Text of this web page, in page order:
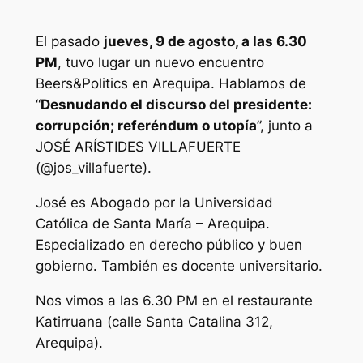
El pasado jueves, 9 de agosto, a las 6.30
PM, tuvo lugar un nuevo encuentro
Beers&Politics en Arequipa. Hablamos de
“Desnudando el discurso del presidente:
corrupción; referéndum o utopía”, junto a
JOSÉ ARÍSTIDES VILLAFUERTE
(@jos_villafuerte).
José es Abogado por la Universidad
Católica de Santa María – Arequipa.
Especializado en derecho público y buen
gobierno. También es docente universitario.
Nos vimos a las 6.30 PM en el restaurante
Katirruana (calle Santa Catalina 312,
Arequipa).